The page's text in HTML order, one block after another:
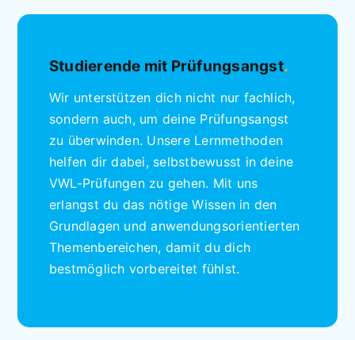
Studierende mit Prüfungsangst.
Wir unterstützen dich nicht nur fachlich,
sondern auch, um deine Prüfungsangst
zu überwinden. Unsere Lernmethoden
helfen dir dabei, selbstbewusst in deine
VWL-Prüfungen zu gehen. Mit uns
erlangst du das nötige Wissen in den
Grundlagen und anwendungsorientierten
Themenbereichen, damit du dich
bestmöglich vorbereitet fühlst.